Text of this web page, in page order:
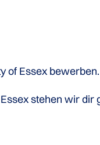
of Essex bewerben.
stehen wir dir